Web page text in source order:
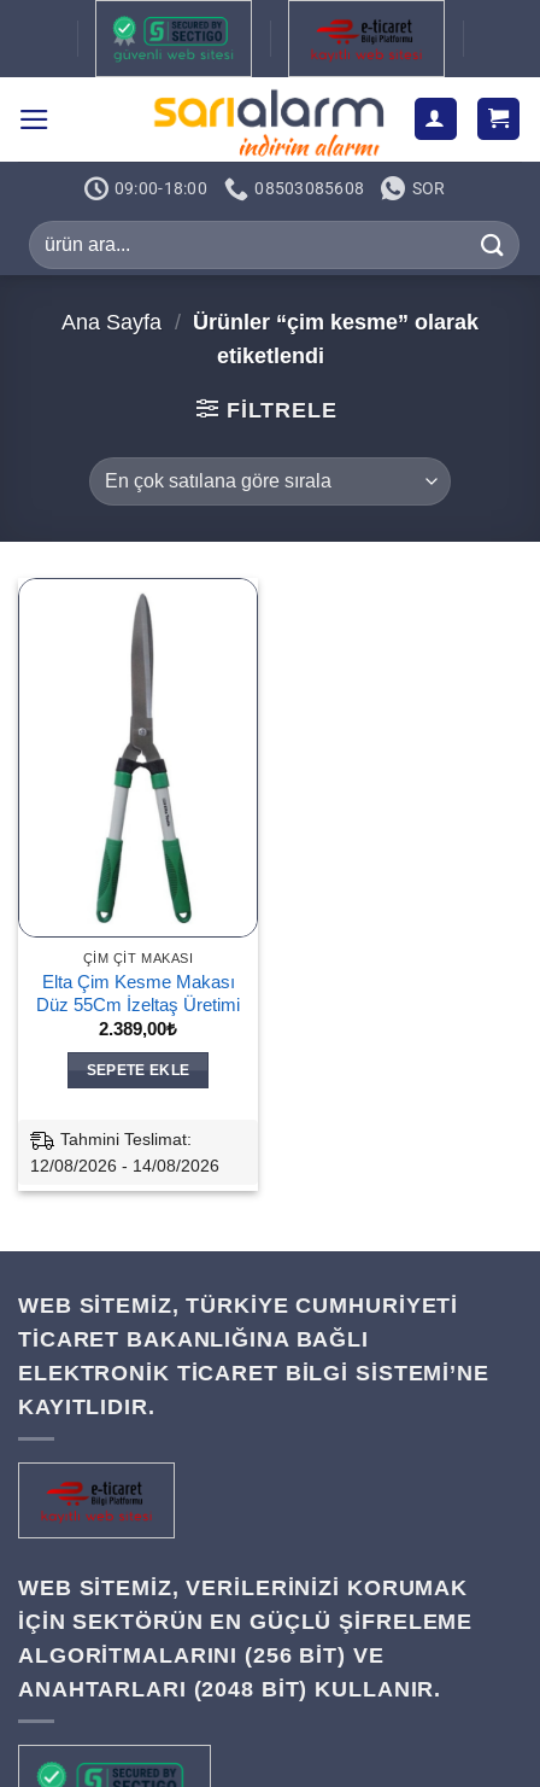
09:00-18:00 08503085608 SOR
Ara:
Ana Sayfa / Ürünler “çim kesme” olarak
etiketlendi
FILTRELE
ÇIM ÇIT MAKASI
Elta Çim Kesme Makası
Düz 55Cm İzeltaş Üretimi
2.389,00₺
SEPETE EKLE
Tahmini Teslimat:
12/08/2026 - 14/08/2026
WEB SİTEMİZ, TÜRKİYE CUMHURİYETİ
TİCARET BAKANLIĞINA BAĞLI
ELEKTRONİK TİCARET BİLGİ SİSTEMİ’NE
KAYITLIDIR.
WEB SITEMIZ, VERILERINIZI KORUMAK
IÇIN SEKTÖRÜN EN GÜÇLÜ ŞIFRELEME
ALGORITMALARINI (256 BIT) VE
ANAHTARLARI (2048 BIT) KULLANIR.